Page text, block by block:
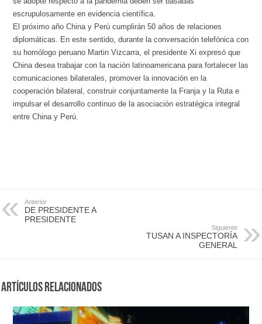
escrupulosamente en evidencia científica.
El próximo año China y Perú cumplirán 50 años de relaciones
diplomáticas. En este sentido, durante la conversación telefónica con
su homólogo peruano Martin Vizcarra, el presidente Xi expresó que
China desea trabajar con la nación latinoamericana para fortalecer las
comunicaciones bilaterales, promover la innovación en la
cooperación bilateral, construir conjuntamente la Franja y la Ruta e
impulsar el desarrollo continuo de la asociación estratégica integral
entre China y Perú.
Anterior
DE PRESIDENTE A
PRESIDENTE
Siguiente
TUSAN A INSPECTORÍA
GENERAL
Artículos Relacionados